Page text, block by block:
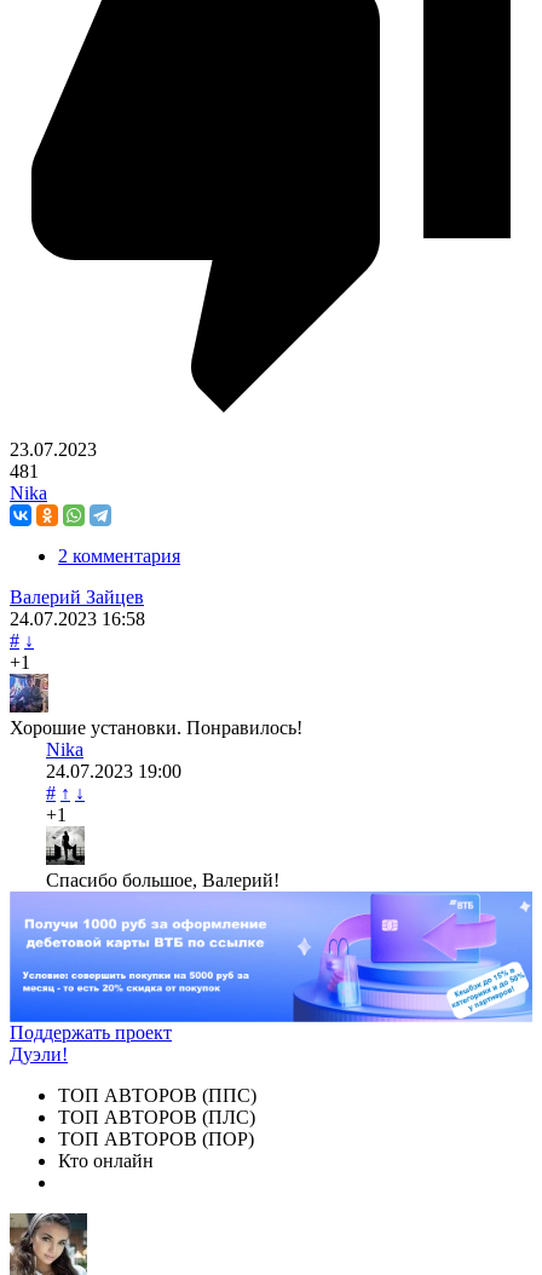
23.07.2023
481
Nika
2 комментария
Валерий Зайцев
24.07.2023 16:58
# ↓
+1
Хорошие установки. Понравилось!
Nika
24.07.2023 19:00
# ↑ ↓
+1
Спасибо большое, Валерий!
Поддержать проект
Дуэли!
ТОП АВТОРОВ (ППС)
ТОП АВТОРОВ (ПЛС)
ТОП АВТОРОВ (ПОР)
Кто онлайн